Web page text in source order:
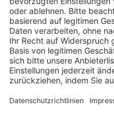
BFV-Geschäftsstellen
Trainerbörse
Login SpielPlus
FOLGE DEM BFV